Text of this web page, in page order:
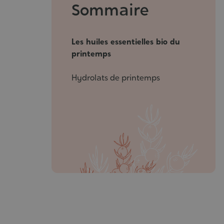
Sommaire
Les huiles essentielles bio du
printemps
Hydrolats de printemps